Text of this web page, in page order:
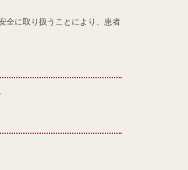
全に取り扱うことにより、患者